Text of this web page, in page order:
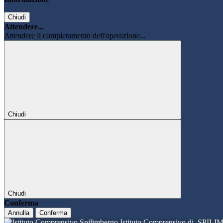
Chiudi
Attendere...
Attendere il completamento dell'operazione...
Chiudi
Chiudi
Conferma
Annulla Conferma